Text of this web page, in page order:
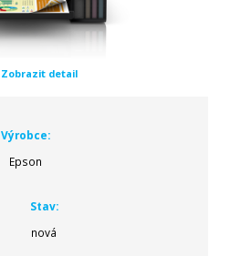
Zobrazit detail
Výrobce:
Epson
Stav:
nová